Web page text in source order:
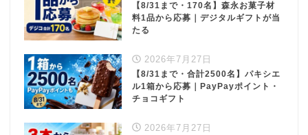
【8/31まで・170名】森永お菓子材
料1品から応募｜デジタルギフトが当
たる
2026年7月27日
【8/31まで・合計2500名】パキシエ
ル1箱から応募｜PayPayポイント・
チョコギフト
2026年7月27日